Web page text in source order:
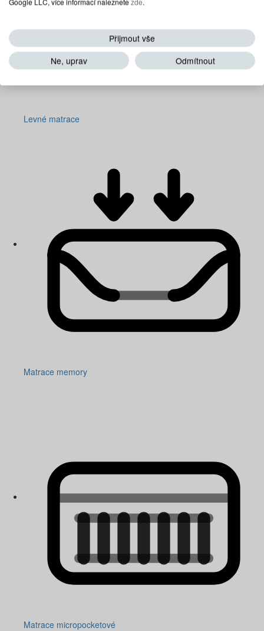
Levné matrace
Matrace memory
Matrace micropocketové
Přijmout vše
Ne, uprav
Odmítnout